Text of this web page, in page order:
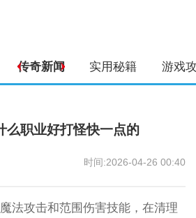
传奇新闻 实用秘籍 游戏
么职业好打怪快一点的
时间:2026-04-26 00:40
法攻击和范围伤害技能，在清理